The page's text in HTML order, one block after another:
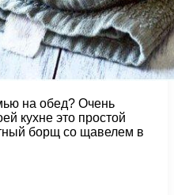
на обед? Очень
кухне это простой
борщ со щавелем в